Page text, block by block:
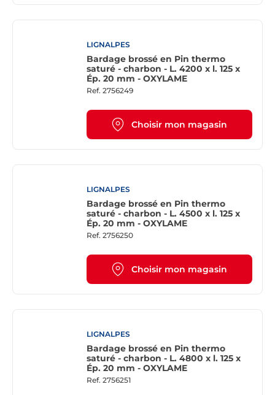
LIGNALPES
Bardage brossé en Pin thermo
saturé - charbon - L. 4200 x l. 125 x
Ép. 20 mm - OXYLAME
Ref. 2756249
Choisir mon magasin
LIGNALPES
Bardage brossé en Pin thermo
saturé - charbon - L. 4500 x l. 125 x
Ép. 20 mm - OXYLAME
Ref. 2756250
Choisir mon magasin
LIGNALPES
Bardage brossé en Pin thermo
saturé - charbon - L. 4800 x l. 125 x
Ép. 20 mm - OXYLAME
Ref. 2756251